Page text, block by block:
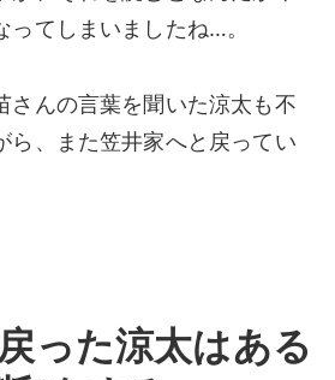
ってしまいましたね…。
さんの言葉を聞いた涼太も不
ら、また笠井家へと戻ってい
った涼太はある